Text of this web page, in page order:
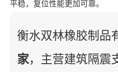
平稳，复位性能更加可靠。
衡水双林橡胶制品
家，主营建筑隔震